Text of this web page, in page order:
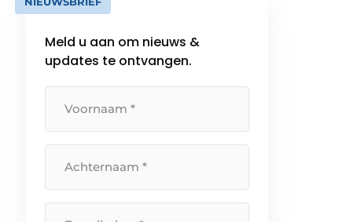
Meld u aan om nieuws &
updates te ontvangen.